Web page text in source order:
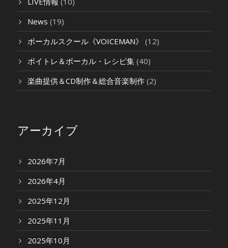
News (19)
ボーカルスクール《VOICEMAN》 (12)
ボイトレ＆ボーカル・レシピ集 (40)
楽曲提供＆CD制作＆総合音楽制作 (2)
アーカイブ
2026年7月
2026年4月
2025年12月
2025年11月
2025年10月